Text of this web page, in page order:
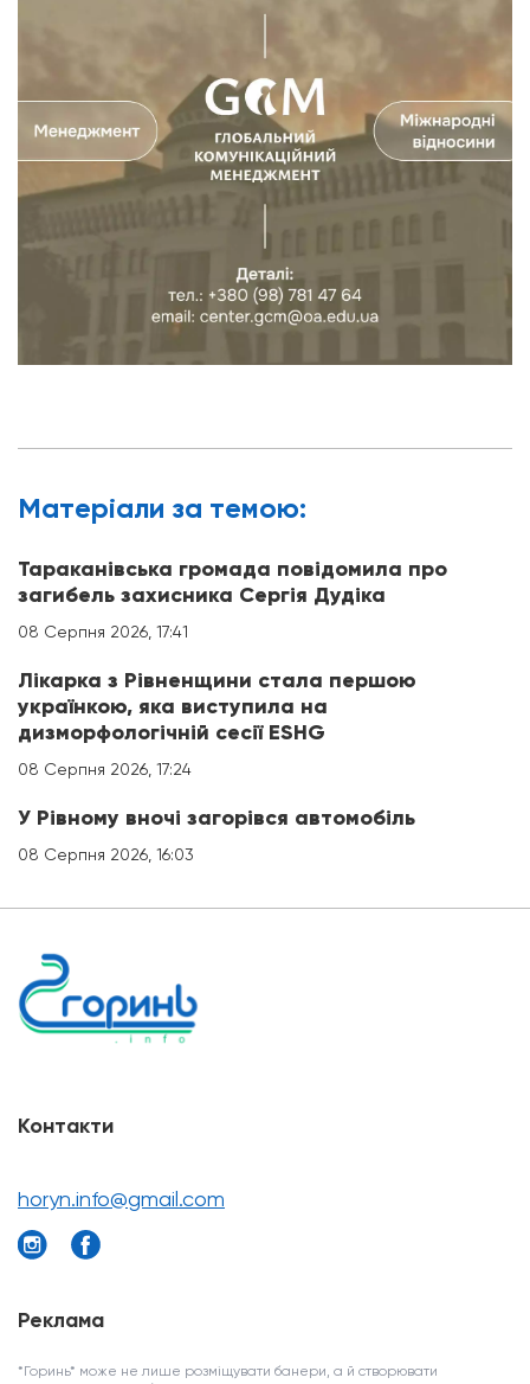
Матерiали за темою:
Тараканівська громада повідомила про
загибель захисника Сергія Дудіка
08 Серпня 2026, 17:41
Лікарка з Рівненщини стала першою
українкою, яка виступила на
дизморфологічній сесії ESHG
08 Серпня 2026, 17:24
У Рівному вночі загорівся автомобіль
08 Серпня 2026, 16:03
Контакти
horyn.info@gmail.com
Реклама
*Горинь* може не лише розміщувати банери, а й створювати